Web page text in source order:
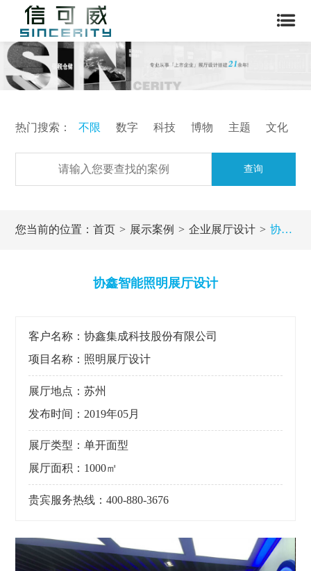
热门搜索： 不限 数字 科技 博物 主题 文化
查询
您当前的位置：首页 展示案例 企业展厅设计 协鑫智能照明展厅设计
协鑫智能照明展厅设计
客户名称：协鑫集成科技股份有限公司
项目名称：照明展厅设计
展厅地点：苏州
发布时间：2019年05月
展厅类型：单开面型
展厅面积：1000㎡
贵宾服务热线：400-880-3676